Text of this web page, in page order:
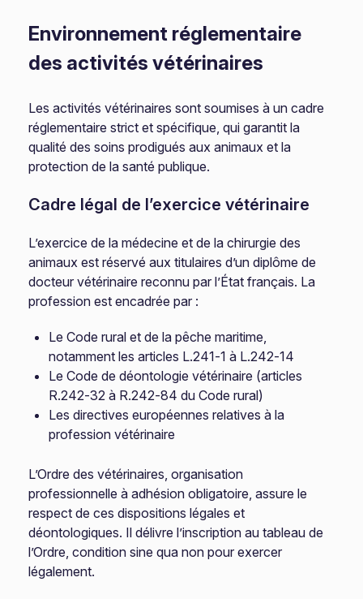
Environnement réglementaire
des activités vétérinaires
Les activités vétérinaires sont soumises à un cadre
réglementaire strict et spécifique, qui garantit la
qualité des soins prodigués aux animaux et la
protection de la santé publique.
Cadre légal de l’exercice vétérinaire
L’exercice de la médecine et de la chirurgie des
animaux est réservé aux titulaires d’un diplôme de
docteur vétérinaire reconnu par l’État français. La
profession est encadrée par :
Le Code rural et de la pêche maritime,
notamment les articles L.241-1 à L.242-14
Le Code de déontologie vétérinaire (articles
R.242-32 à R.242-84 du Code rural)
Les directives européennes relatives à la
profession vétérinaire
L’Ordre des vétérinaires, organisation
professionnelle à adhésion obligatoire, assure le
respect de ces dispositions légales et
déontologiques. Il délivre l’inscription au tableau de
l’Ordre, condition sine qua non pour exercer
légalement.